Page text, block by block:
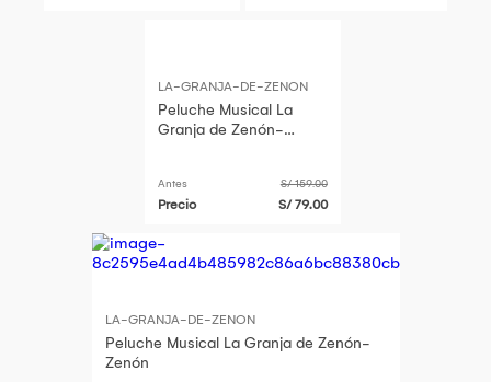
LA-GRANJA-DE-ZENON
Peluche Musical La
Granja de Zenón-
Antes S/ 159.00
Precio S/ 79.00
LA-GRANJA-DE-ZENON
Peluche Musical La Granja de Zenón-
Zenón